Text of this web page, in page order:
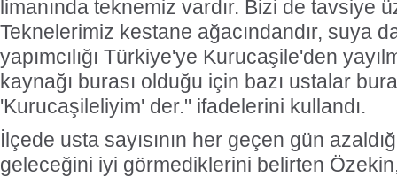
limanında teknemiz vardır. Bizi de tavsiye
Teknelerimiz kestane ağacındandır, suya
yapımcılığı Türkiye'ye Kurucaşile'den
kaynağı burası olduğu için bazı ustalar
'Kurucaşileliyim' der." ifadelerini kullandı.
İlçede usta sayısının her geçen gün
geleceğini iyi görmediklerini belirten